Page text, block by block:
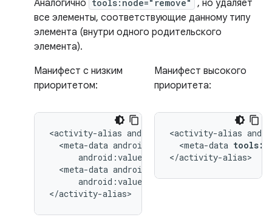
Аналогично tools:node="remove"
, но удаляет
все элементы, соответствующие данному типу
элемента (внутри одного родительского
элемента).
Манифест с низким
приоритетом:
<activity-alias
<meta-data
<meta-data
android:value="@string/quack"/>
</activity-alias>
Манифест высокого
приоритета:
<activity-alias
<meta-data
</activity-alias>